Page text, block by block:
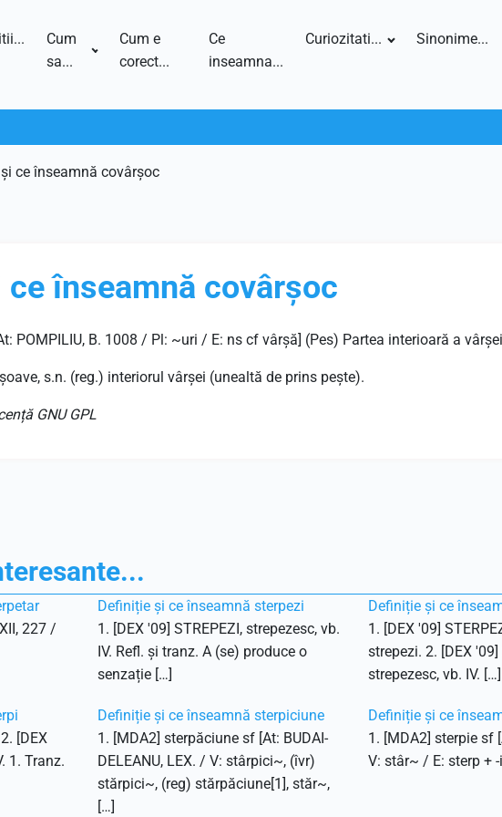
Cum
sa...
Cum e
corect...
Ce
inseamna...
Curiozitati... Sinonime...
ce înseamnă covârșoc
înseamnă covârșoc
POMPILIU, B. 1008 / Pl: ~uri / E: ns cf vârșă] (Pes) Partea interioară a
s.n. (reg.) interiorul vârșei (unealtă de prins pește).
GNU GPL
227 /
Definiție și ce înseamnă sterpezi
1. [DEX '09] STREPEZI, strepezesc, vb.
IV. Refl. și tranz. A (se) produce o
senzație […]
Definiție și ce
1. [DEX '09]
strepezi. 2. [DEX '09]
strepezesc, vb. IV. […]
[DEX
1. Tranz.
Definiție și ce înseamnă sterpiciune
1. [MDA2] sterpăciune sf [At: BUDAI-
DELEANU, LEX. / V: stârpici~, (îvr)
stărpici~, (reg) stărpăciune[1], stăr~,
[…]
Definiție și ce
1. [MDA2] sterpie sf
V: stâr~ / E: sterp + -